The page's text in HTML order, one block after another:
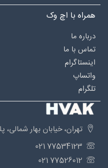
همراه با اچ وک
درباره‌ ما
تماس با ما
اینستاگرام
واتساپ
تلگرام
تهران، خیابان بهار شمالی،
77534123 021
77526012 021